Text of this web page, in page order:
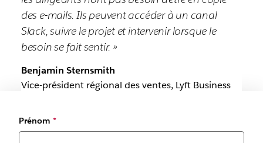
des e-mails. Ils peuvent accéder à un canal
Slack, suivre le projet et intervenir lorsque le
besoin se fait sentir. »
Benjamin Sternsmith
Vice-président régional des ventes, Lyft Business
Prénom *